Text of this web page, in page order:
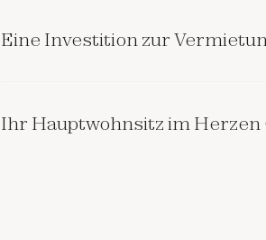
Eine Investition zur
Ihr Hauptwohnsitz im